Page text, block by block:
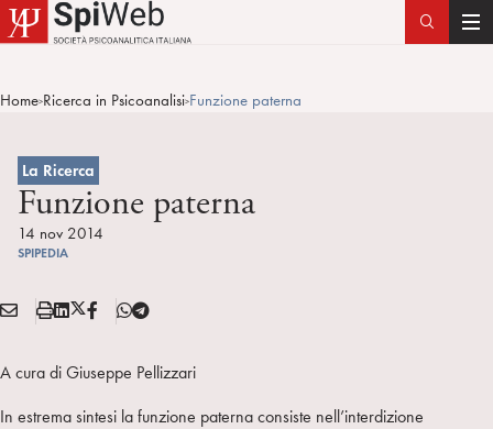
T
Home>Ricerca in Psicoanalisi>Funzione paterna
La Ricerca
Funzione paterna
14 nov 2014
SPIPEDIA
Condividi:
E
A
L
S
p
L
n
e
X
T
i
F
T
g
A cura di Giuseppe Pellizzari
In estrema sintesi la funzione paterna consiste nell’interdizione